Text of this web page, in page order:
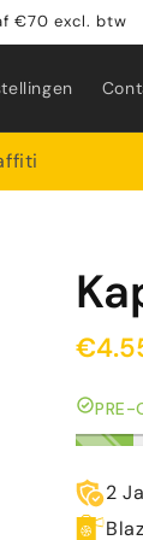
€70 excl. btw
PRE-
2